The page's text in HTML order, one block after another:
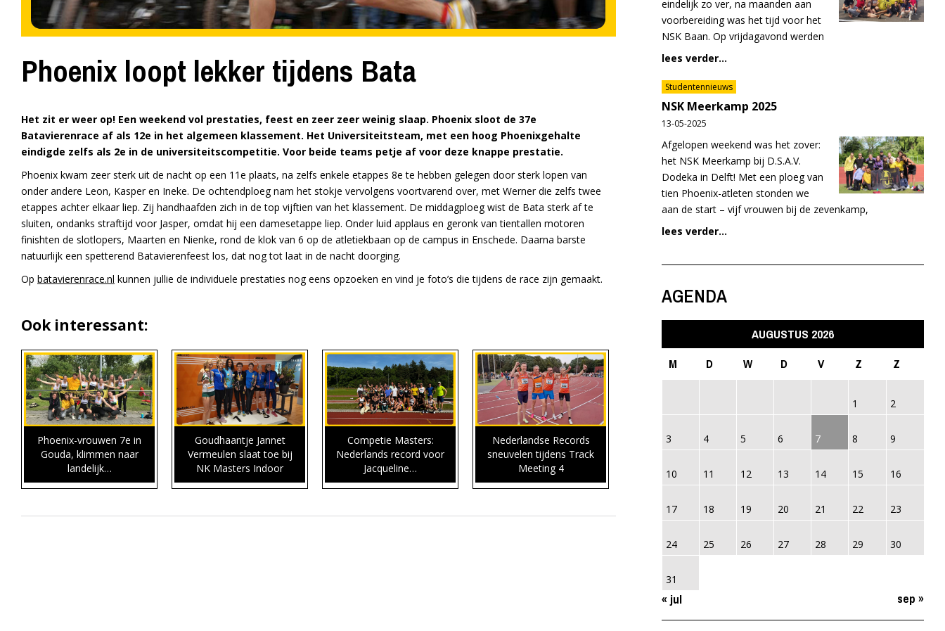
Phoenix loopt lekker tijdens Bata
Het zit er weer op! Een weekend vol prestaties, feest en zeer zeer weinig slaap. Phoenix sloot de 37e
Batavierenrace af als 12e in het algemeen klassement. Het Universiteitsteam, met een hoog Phoenixgehalte
eindigde zelfs als 2e in de universiteitscompetitie. Voor beide teams petje af voor deze knappe prestatie.
Phoenix kwam zeer sterk uit de nacht op een 11e plaats, na zelfs enkele etappes 8e te hebben gelegen door sterk lopen van
onder andere Leon, Kasper en Ineke. De ochtendploeg nam het stokje vervolgens voortvarend over, met Werner die zelfs twee
etappes achter elkaar liep. Zij handhaafden zich in de top vijftien van het klassement. De middagploeg wist de Bata sterk af te
sluiten, ondanks straftijd voor Jasper, omdat hij een damesetappe liep. Onder luid applaus en geronk van tientallen motoren
finishten de slotlopers, Maarten en Nienke, rond de klok van 6 op de atletiekbaan op de campus in Enschede. Daarna barste
natuurlijk een spetterend Batavierenfeest los, dat nog tot laat in de nacht doorging.
Op batavierenrace.nl kunnen jullie de individuele prestaties nog eens opzoeken en vind je foto’s die tijdens de race zijn gemaakt.
Ook interessant:
Phoenix-vrouwen 7e in
Gouda, klimmen naar
landelijk…
Goudhaantje Jannet
Vermeulen slaat toe bij
NK Masters Indoor
Competie Masters:
Nederlands record voor
Jacqueline…
Nederlandse Records
sneuvelen tijdens Track
Meeting 4
eindelijk zo ver, na maanden aan
voorbereiding was het tijd voor het
NSK Baan. Op vrijdagavond werden
lees verder...
Studentennieuws
NSK Meerkamp 2025
13-05-2025
Afgelopen weekend was het zover:
het NSK Meerkamp bij D.S.A.V.
Dodeka in Delft! Met een ploeg van
tien Phoenix-atleten stonden we
aan de start – vijf vrouwen bij de zevenkamp,
lees verder...
AGENDA
AUGUSTUS 2026
M
D W D V Z Z
1 2
3 4 5 6 7 8 9
10 11 12 13 14 15 16
17 18 19 20 21 22 23
24 25 26 27 28 29 30
31
« jul sep »